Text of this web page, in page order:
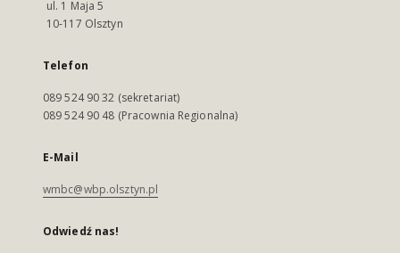
ul. 1 Maja 5
10-117 Olsztyn
Telefon
089 524 90 32 (sekretariat)
089 524 90 48 (Pracownia Regionalna)
E-Mail
wmbc@wbp.olsztyn.pl
Odwiedź nas!